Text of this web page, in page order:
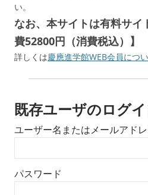
い。
なお、本サイトは有料サイ
費52800円（消費税込）】
詳しくは慶應進学館WEB会員につ
既存ユーザのログ
ユーザー名またはメールアドレ
パスワード